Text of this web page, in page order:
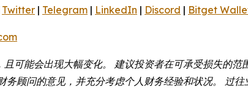
Twitter | Telegram | LinkedIn | Discord | Bitget
且可能会出现大幅变化。 建议投资者在可承受损失的
务顾问的意见，并充分考虑个人财务经验和状况。 过